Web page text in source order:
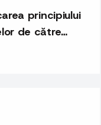
principiului